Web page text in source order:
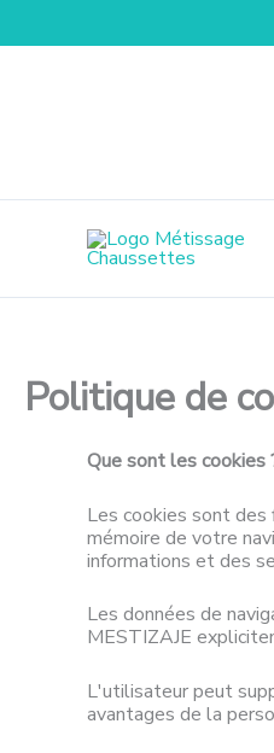
Politique de
Que sont les cookies
Les cookies sont
mémoire de votre
informations et des
Les données de
MESTIZAJE
L'utilisateur peut
avantages de la